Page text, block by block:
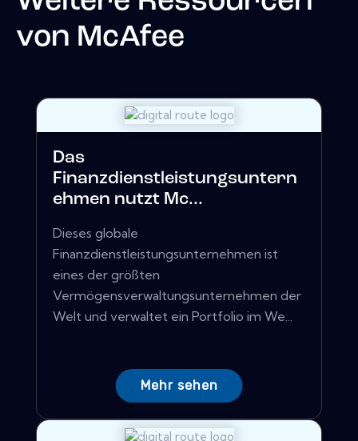
von McAfee
Das
Finanzdienstleistungsuntern
ehmen nutzt Mc...
Dieses globale
Finanzdienstleistungsunternehmen ist
eines der größten
Vermögensverwaltungsunternehmen der
Welt und verwaltet ein Portfolio im We...
Mehr sehen